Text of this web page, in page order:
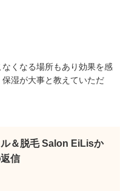
くなる場所もあり効果を感
湿が大事と教えていただ
＆脱毛 Salon EiLisか
信